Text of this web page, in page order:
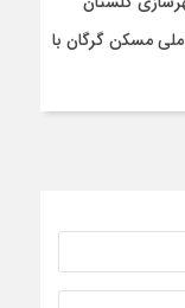
واحدی نهضت ملی مسکن گرگان با